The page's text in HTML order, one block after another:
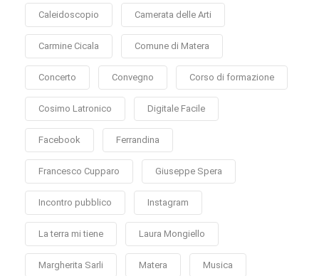
Caleidoscopio Camerata delle Arti
Carmine Cicala Comune di Matera
Concerto Convegno Corso di formazione
Cosimo Latronico Digitale Facile
Facebook Ferrandina
Francesco Cupparo Giuseppe Spera
Incontro pubblico Instagram
La terra mi tiene Laura Mongiello
Margherita Sarli Matera Musica